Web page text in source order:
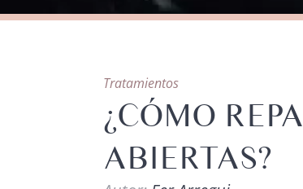
Tratamientos
¿CÓMO
ABIERTAS?